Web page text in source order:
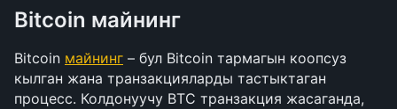
Bitcoin майнинг
Bitcoin майнинг – бул Bitcoin тармагын коопсуз
кылган жана транзакцияларды тастыктаган
процесс. Колдонуучу BTC транзакция жасаганда,